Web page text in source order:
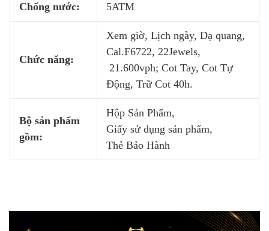
Chống nước: 5ATM
Chức năng:
Xem giờ, Lịch ngày, Dạ quang,
Cal.F6722, 22Jewels,
21.600vph; Cot Tay, Cot Tự
Động, Trữ Cot 40h.
Bộ sản phẩm
gồm:
Hộp Sản Phẩm,
Giấy sử dụng sản phẩm,
Thẻ Bảo Hành